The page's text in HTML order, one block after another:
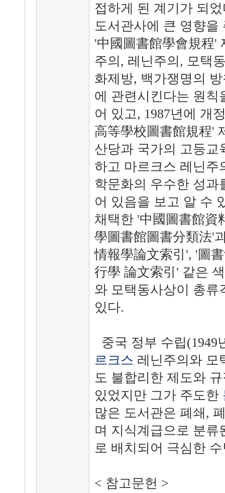
접하게 된 계기가 되
도서관사에 큰 영향을
'中國圖書館學會規程'
주의, 레닌주의, 모택
화제방, 백가쟁명의
에 관련시킨다는 원칙
어 있고, 1987년에 개
高等學校圖書館規程'
산당과 국가의 고등교
하고 마르크스 레닌주
학문화의 우수한 성
어 있음을 보고 알 수
채택한 '中國圖書館資
學圖書館圖書分類法'
情報學論文索引', '圖
行學 論文索引' 같은
와 모택동사상이 총류
있다.
중국 정부 수립(1949
르크스 레닌주의와 모
도 불합리한 제도와
있었지만 그가 주도한
많은 도서관은 폐쇄,
며 지식계급으로 분류
로 배치되어 극심한
< 참고문헌 >